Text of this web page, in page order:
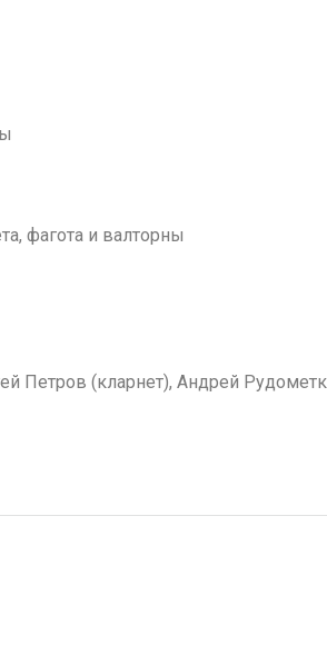
фагота и валторны
Петров (кларнет), Андрей